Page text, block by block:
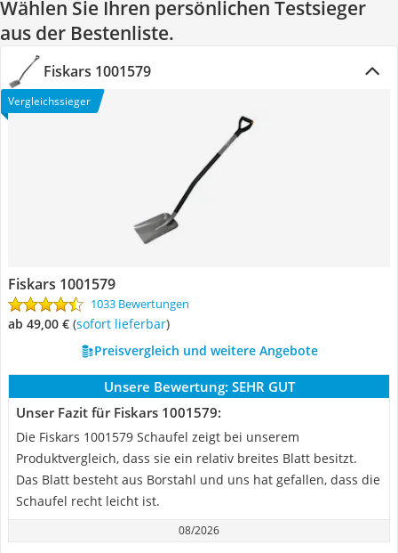
Wählen Sie Ihren persönlichen Testsieger
aus der Bestenliste.
Fiskars 1001579
Vergleichssieger
Fiskars 1001579
1033 Bewertungen
ab 49,00 € ( Sofort lieferbar)
Preisvergleich und weitere Angebote
Unsere Bewertung: SEHR GUT
Unser Fazit für Fiskars 1001579:
Die Fiskars 1001579 Schaufel zeigt bei unserem
Produktvergleich, dass sie ein relativ breites Blatt besitzt.
Das Blatt besteht aus Borstahl und uns hat gefallen, dass die
Schaufel recht leicht ist.
08/2026